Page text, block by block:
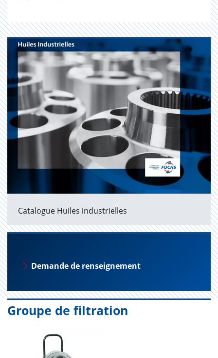
Catalogue Huiles industrielles
Demande de renseignement
Groupe de filtration